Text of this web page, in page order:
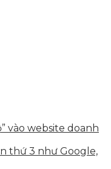
vào website doanh
thứ 3 như Google,